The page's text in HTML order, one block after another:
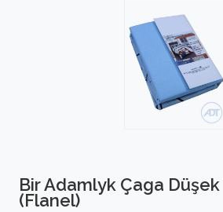
Bir Adamlyk Çaga
(Flanel)